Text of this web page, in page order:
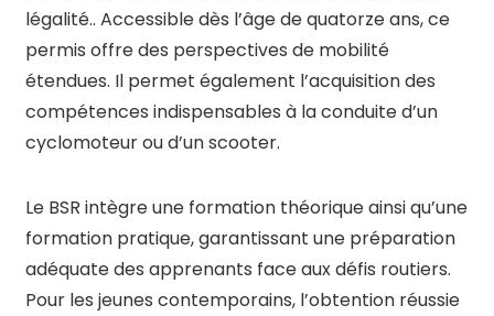
légalité.. Accessible dès l’âge de quatorze ans, ce
permis offre des perspectives de mobilité
étendues. Il permet également l’acquisition des
compétences indispensables à la conduite d’un
cyclomoteur ou d’un scooter.
Le BSR intègre une formation théorique ainsi qu’une
formation pratique, garantissant une préparation
adéquate des apprenants face aux défis routiers.
Pour les jeunes contemporains, l’obtention réussie